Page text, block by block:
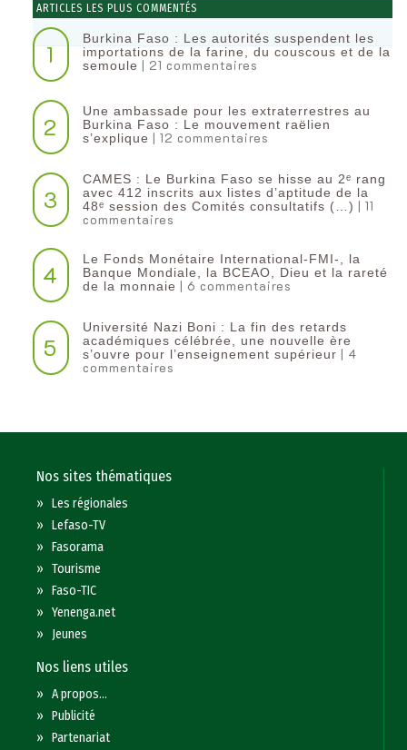
ARTICLES LES PLUS COMMENTÉS
1
Burkina Faso : Les autorités suspendent les
importations de la farine, du couscous et de la
semoule | 21 commentaires
2
Une ambassade pour les extraterrestres au
Burkina Faso : Le mouvement raëlien
s’explique | 12 commentaires
3
CAMES : Le Burkina Faso se hisse au 2ᵉ rang
avec 412 inscrits aux listes d’aptitude de la
48ᵉ session des Comités consultatifs (…) | 11
commentaires
4
Le Fonds Monétaire International-FMI-, la
Banque Mondiale, la BCEAO, Dieu et la rareté
de la monnaie | 6 commentaires
5
Université Nazi Boni : La fin des retards
académiques célébrée, une nouvelle ère
s’ouvre pour l’enseignement supérieur | 4
commentaires
Nos sites thématiques
»Les régionales
»Lefaso-TV
»Fasorama
»Tourisme
»Faso-TIC
»Yenenga.net
» Jeunes
Nos liens utiles
»A propos...
»Publicité
»Partenariat